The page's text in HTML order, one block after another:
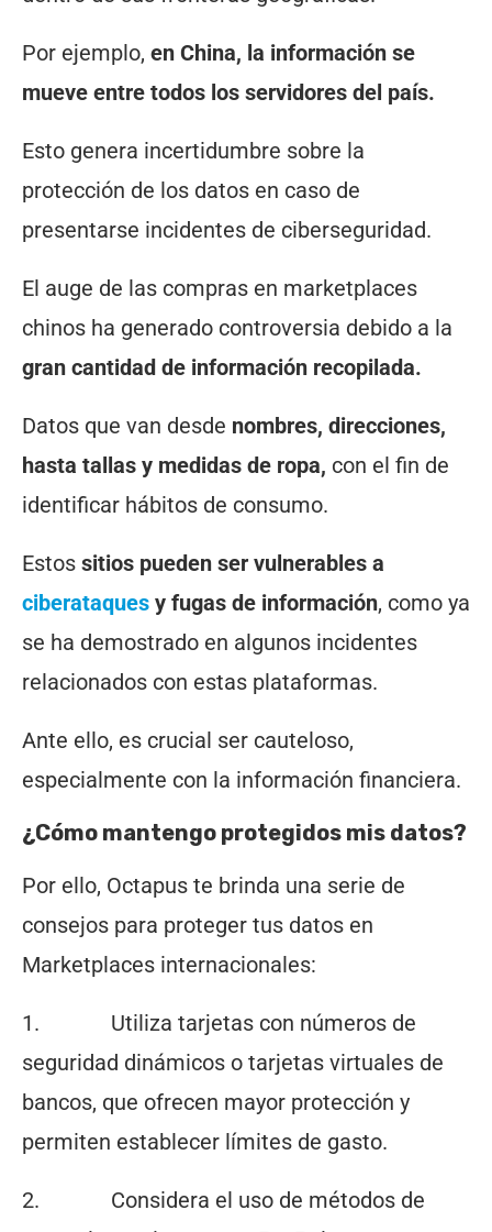
Por ejemplo, en China, la información se
mueve entre todos los servidores del país.
Esto genera incertidumbre sobre la
protección de los datos en caso de
presentarse incidentes de ciberseguridad.
El auge de las compras en marketplaces
chinos ha generado controversia debido a la
gran cantidad de información recopilada.
Datos que van desde nombres, direcciones,
hasta tallas y medidas de ropa, con el fin de
identificar hábitos de consumo.
Estos sitios pueden ser vulnerables a
ciberataques y fugas de información, como ya
se ha demostrado en algunos incidentes
relacionados con estas plataformas.
Ante ello, es crucial ser cauteloso,
especialmente con la información financiera.
¿Cómo mantengo protegidos mis datos?
Por ello, Octapus te brinda una serie de
consejos para proteger tus datos en
Marketplaces internacionales:
1. Utiliza tarjetas con números de
seguridad dinámicos o tarjetas virtuales de
bancos, que ofrecen mayor protección y
permiten establecer límites de gasto.
2. Considera el uso de métodos de